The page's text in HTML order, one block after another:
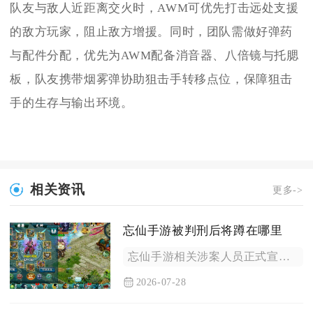
队友与敌人近距离交火时，AWM可优先打击远处支援
的敌方玩家，阻止敌方增援。同时，团队需做好弹药
与配件分配，优先为AWM配备消音器、八倍镜与托腮
板，队友携带烟雾弹协助狙击手转移点位，保障狙击
手的生存与输出环境。
相关资讯 更多->
忘仙手游被判刑后将蹲在哪里
忘仙手游相关涉案人员正式宣判后，剩余刑期超过三个月会移送属地...
2026-07-28